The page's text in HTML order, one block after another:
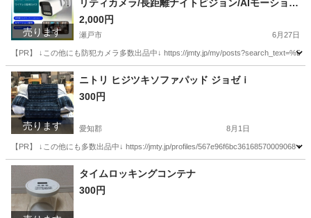
売ります
リティカメラ/長距離ナイトビジョン/AIモーション
検出/2方向オーディオ/カラーナイトビジョン
2,000円
瀬戸市 6月27日
【PR】 ↓この他にも防犯カメラ多数出品中↓ https://jmty.jp/my/
愛知 瀬戸市 その他 WiFi
売ります
ニトリ ヒジツキソファパッド ジョゼｉ
300円
愛知郡 8月1日
【PR】 ↓この他にも多数出品中↓ https://jmty.jp/profiles/567e96f6bc36168570009068
愛知 愛知郡 ソファ ニトリ
タイムロッキングコンテナ
300円